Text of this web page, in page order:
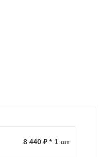
8 440 ₽ * 1 шт